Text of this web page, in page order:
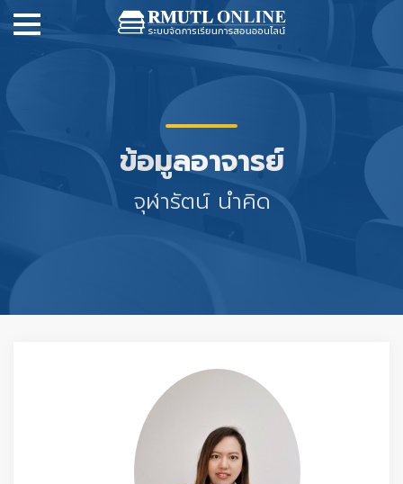
ข้อมูลอาจารย์
จุฬารัตน์ นำคิด